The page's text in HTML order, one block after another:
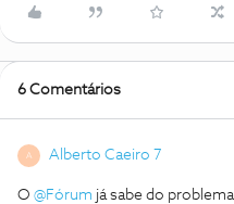
6 Comentários
A Alberto Caeiro 7
O @Fórum já sabe do